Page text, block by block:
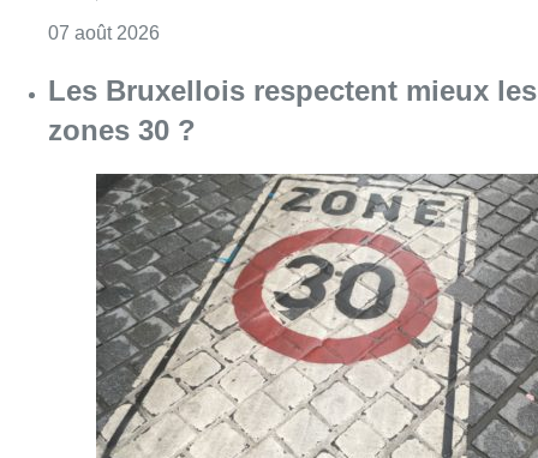
07 août 2026Consulter l'article "Les Bruxellois
Deux mineurs interpellés après un
vol à main armée dans un
commerce bruxellois